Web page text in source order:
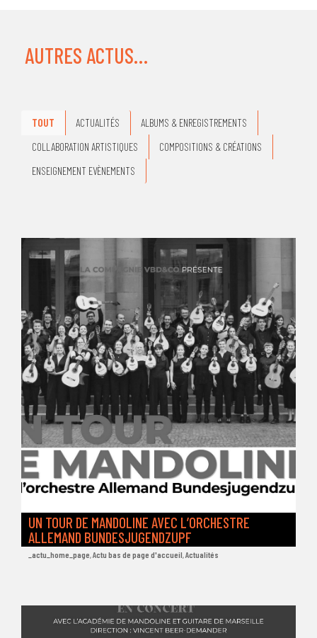
AUTRES ACTUS…
TOUT ACTUALITÉS
ALBUMS & ENREGISTREMENTS
COLLABORATION ARTISTIQUES
COMPOSITIONS & CRÉATIONS
ENSEIGNEMENT EVÈNEMENTS
UN TOUR DE MANDOLINE AVEC L’ORCHESTRE
ALLEMAND BUNDESJUGENDZUPF
_actu_home_page Actu bas de page d'accueil Actualités